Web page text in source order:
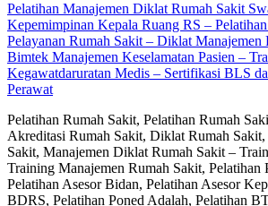
Pelatihan Manajemen Diklat Rumah Sakit
Kepemimpinan Kepala Ruang RS –
Pelayanan Rumah Sakit – Diklat
Bimtek Manajemen Keselamatan Pasien –
Kegawatdaruratan Medis – Sertifikasi BLS
Perawat
Pelatihan Rumah Sakit, Pelatihan Rumah
Akreditasi Rumah Sakit, Diklat Rumah Sakit,
Sakit, Manajemen Diklat Rumah Sakit –
Training Manajemen Rumah Sakit, Pelatihan
Pelatihan Asesor Bidan, Pelatihan Asesor
BDRS, Pelatihan Poned Adalah, Pelatihan